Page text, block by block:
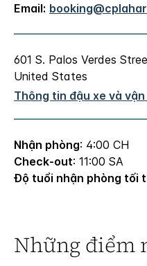
Email:
601 S. Palos Verdes
United States
Thông tin đậu xe và
Nhận phòng: 4:00 CH
Check-out: 11:00 SA
Độ tuổi nhận phòng tối
Những điểm